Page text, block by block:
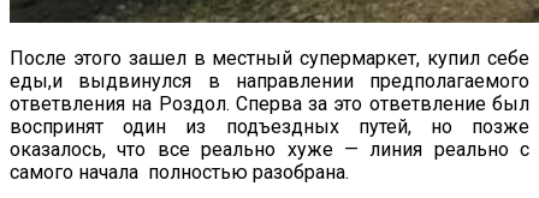
После этого зашел в местный супермаркет, купил себе
еды,и выдвинулся в направлении предполагаемого
ответвления на Роздол. Сперва за это ответвление был
воспринят один из подъездных путей, но позже
оказалось, что все реально хуже — линия реально с
самого начала полностью разобрана.